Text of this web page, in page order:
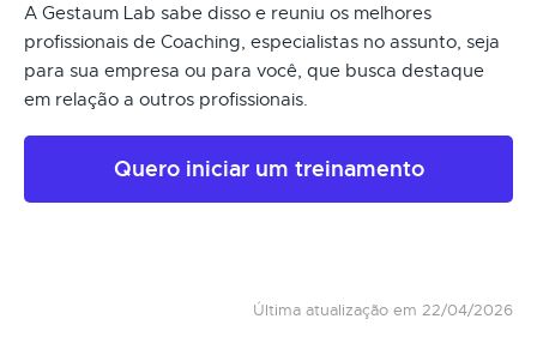
A Gestaum Lab sabe disso e reuniu os melhores
profissionais de Coaching, especialistas no assunto, seja
para sua empresa ou para você, que busca destaque
em relação a outros profissionais.
Quero iniciar um treinamento
Última atualização em 22/04/2026